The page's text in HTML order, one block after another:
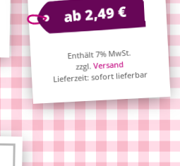
ab2,49€
Enthält 7% MwSt.
zzgl.Versand
Lieferzeit: sofort lieferbar